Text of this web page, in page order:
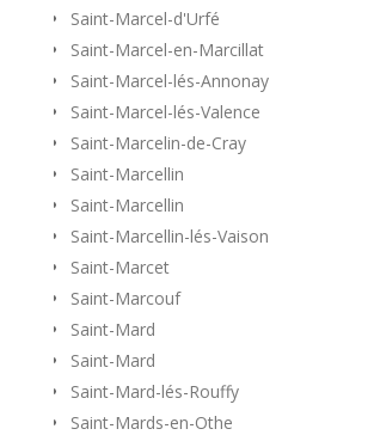
Saint-Marcel-d'Urfé
Saint-Marcel-en-Marcillat
Saint-Marcel-lés-Annonay
Saint-Marcel-lés-Valence
Saint-Marcelin-de-Cray
Saint-Marcellin
Saint-Marcellin
Saint-Marcellin-lés-Vaison
Saint-Marcet
Saint-Marcouf
Saint-Mard
Saint-Mard
Saint-Mard-lés-Rouffy
Saint-Mards-en-Othe